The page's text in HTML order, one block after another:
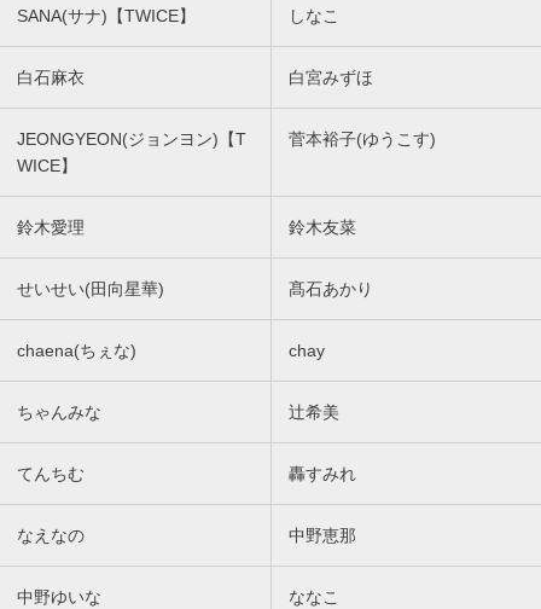
SANA(サナ)【TWICE】 しなこ
白石麻衣 白宮みずほ
JEONGYEON(ジョンヨン)【T
WICE】
菅本裕子(ゆうこす)
鈴木愛理 鈴木友菜
せいせい(田向星華) 髙石あかり
chaena(ちぇな) chay
ちゃんみな 辻希美
てんちむ 轟すみれ
なえなの 中野恵那
中野ゆいな ななこ